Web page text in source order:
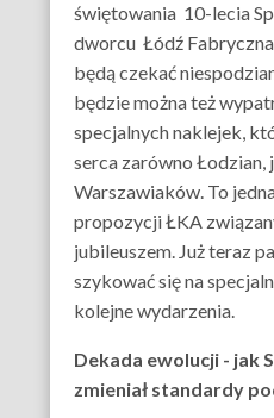
świętowania 10-lecia
dworcu Łódź
będą czekać
będzie można też
specjalnych naklejek,
serca zarówno Łodzian,
Warszawiaków. To
propozycji ŁKA
jubileuszem. Już teraz
szykować się na
kolejne wydarzenia.
Dekada ewolucji - jak
zmieniał standardy